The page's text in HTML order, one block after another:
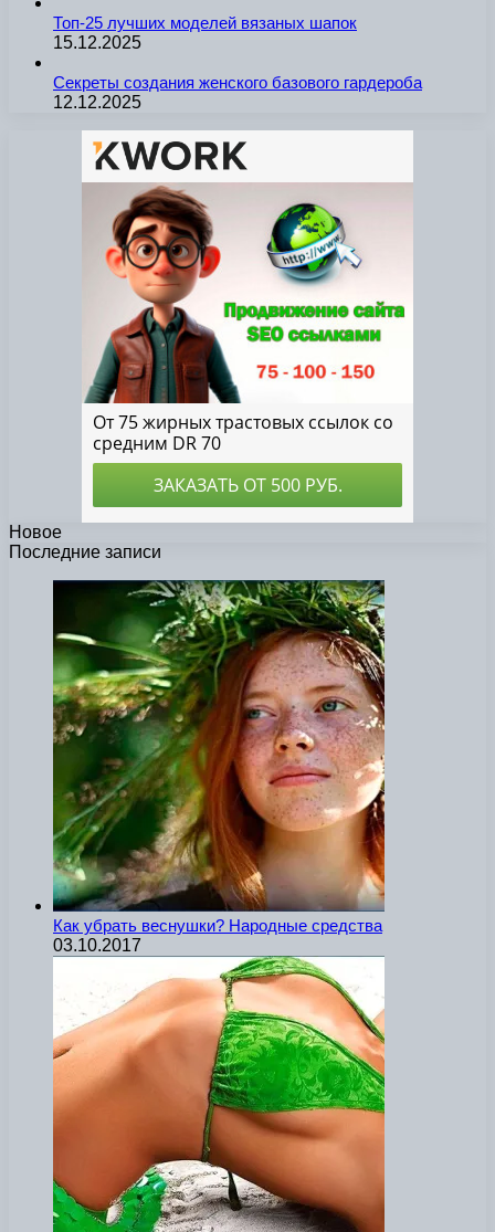
Топ-25 лучших моделей вязаных шапок
15.12.2025
Секреты создания женского базового гардероба
12.12.2025
Новое
Последние записи
Как убрать веснушки? Народные средства
03.10.2017